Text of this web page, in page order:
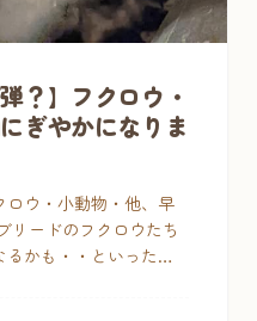
？】フクロウ・
ぎやかになりま
ロウ・小動物・他、早
ードのフクロウたち
かも・・といったと